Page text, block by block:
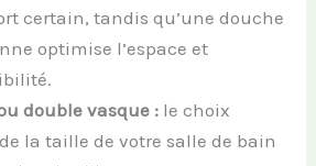
certain, tandis qu’une douche
optimise l’espace et
double vasque : le choix
la taille de votre salle de bain